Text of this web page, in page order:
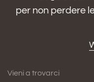
per non perdere
Vieni a trovarci